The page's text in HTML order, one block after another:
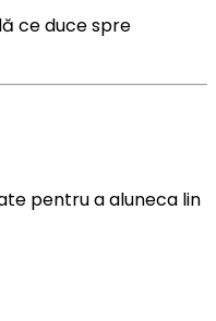
ce duce spre
pentru a aluneca lin